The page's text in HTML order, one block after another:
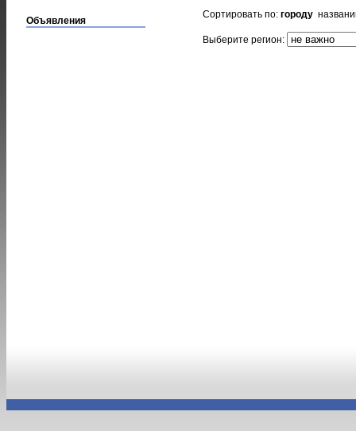
Объявления
Сортировать по: городу
Выберите регион: